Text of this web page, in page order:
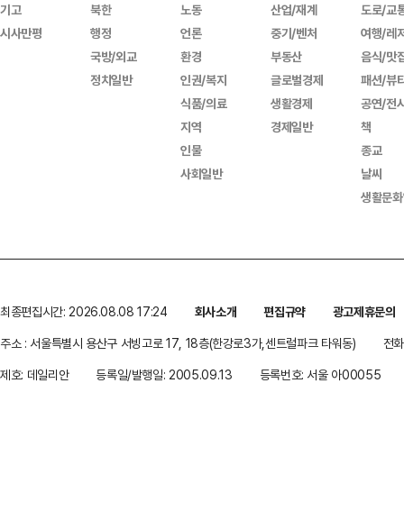
기고
시사만평
북한
행정
국방/외교
정치일반
노동
언론
환경
인권/복지
식품/의료
지역
인물
사회일반
산업/재계
중기/벤처
부동산
글로벌경제
생활경제
경제일반
도로/교
여행/레
음식/맛
패션/뷰
공연/전
책
종교
날씨
생활문
최종편집시간: 2026.08.08 17:24 회사소개 편집규약
광고제휴문의
주소 : 서울특별시 용산구 서빙고로 17, 18층(한강로3가,센트럴파크 타워동)
전
제호: 데일리안
등록일/발행일: 2005.09.13 등록번호: 서울 아00055